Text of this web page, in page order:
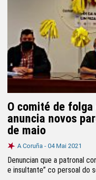
O comité de
anuncia novos
de maio
A Coruña - 04 Mai 2021
Denuncian que a patronal
e insultante” co persoal do